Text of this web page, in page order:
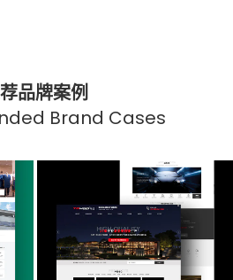
品牌案例
Brand Cases